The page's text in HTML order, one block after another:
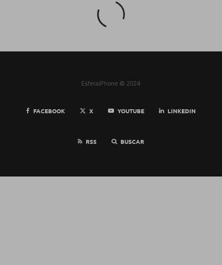
EsferaiPhone © 2024
FACEBOOK X YOUTUBE LINKEDIN
RSS BUSCAR